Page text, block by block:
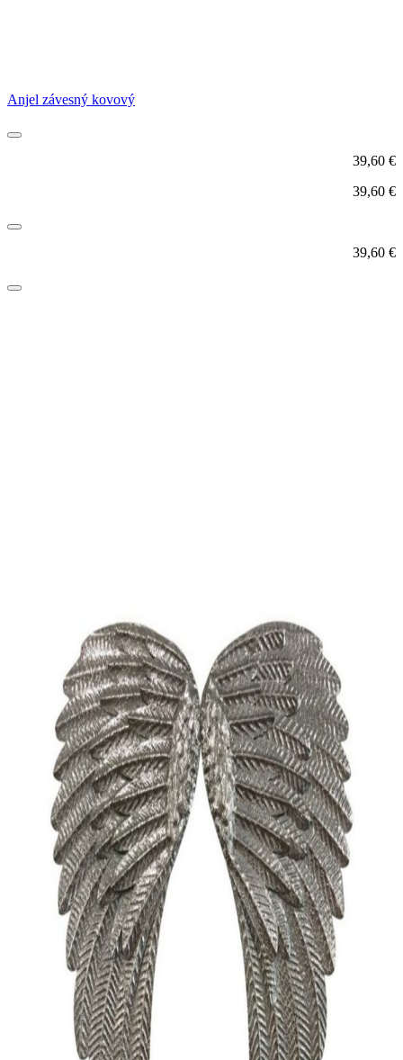
Anjel závesný kovový
39,60 €
39,60 €
39,60 €